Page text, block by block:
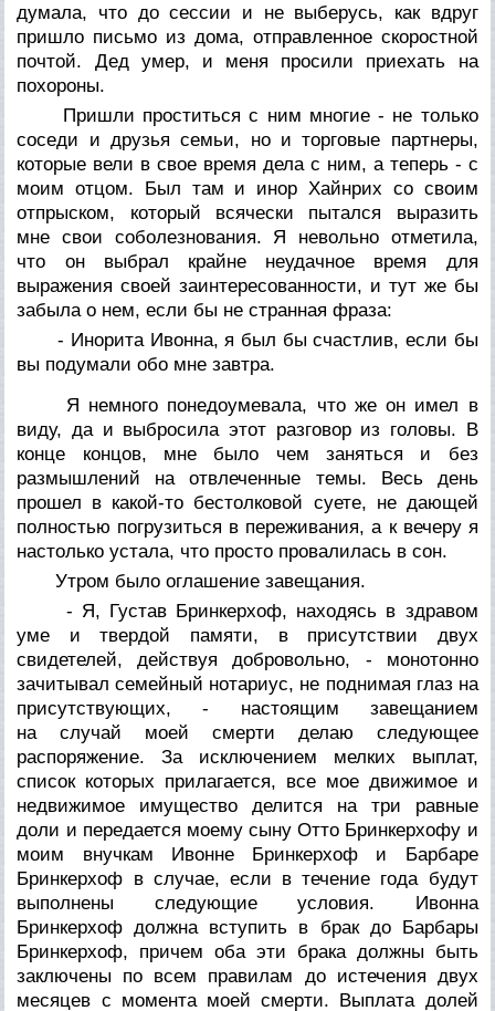
думала, что до сессии и не выберусь, как вдруг
пришло письмо из дома, отправленное скоростной
почтой. Дед умер, и меня просили приехать на
похороны.
Пришли проститься с ним многие - не только
соседи и друзья семьи, но и торговые партнеры,
которые вели в свое время дела с ним, а теперь - с
моим отцом. Был там и инор Хайнрих со своим
отпрыском, который всячески пытался выразить
мне свои соболезнования. Я невольно отметила,
что он выбрал крайне неудачное время для
выражения своей заинтересованности, и тут же бы
забыла о нем, если бы не странная фраза:
- Инорита Ивонна, я был бы счастлив, если бы
вы подумали обо мне завтра.
Я немного понедоумевала, что же он имел в
виду, да и выбросила этот разговор из головы. В
конце концов, мне было чем заняться и без
размышлений на отвлеченные темы. Весь день
прошел в какой-то бестолковой суете, не дающей
полностью погрузиться в переживания, а к вечеру я
настолько устала, что просто провалилась в сон.
Утром было оглашение завещания.
- Я, Густав Бринкерхоф, находясь в здравом
уме и твердой памяти, в присутствии двух
свидетелей, действуя добровольно, - монотонно
зачитывал семейный нотариус, не поднимая глаз на
присутствующих, - настоящим завещанием
на случай моей смерти делаю следующее
распоряжение. За исключением мелких выплат,
список которых прилагается, все мое движимое и
недвижимое имущество делится на три равные
доли и передается моему сыну Отто Бринкерхофу и
моим внучкам Ивонне Бринкерхоф и Барбаре
Бринкерхоф в случае, если в течение года будут
выполнены следующие условия. Ивонна
Бринкерхоф должна вступить в брак до Барбары
Бринкерхоф, причем оба эти брака должны быть
заключены по всем правилам до истечения двух
месяцев с момента моей смерти. Выплата долей